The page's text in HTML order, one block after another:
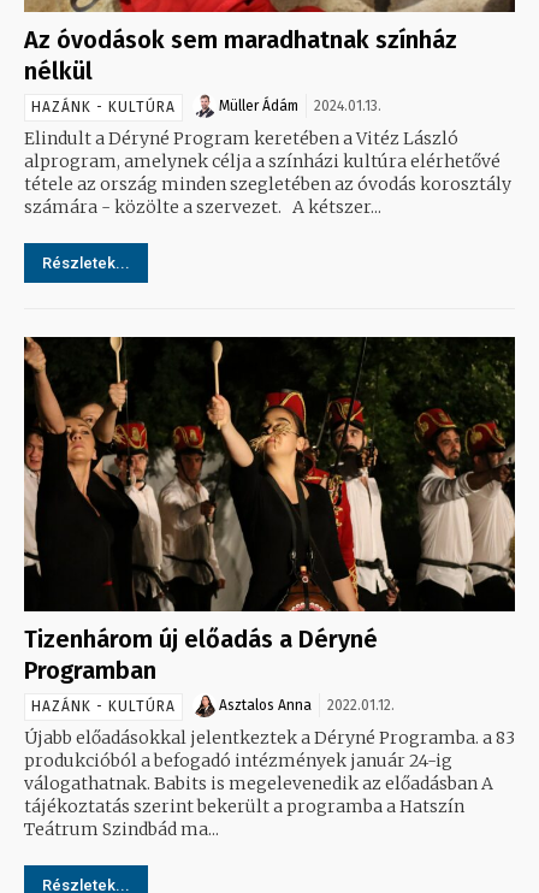
Az óvodások sem maradhatnak színház
nélkül
HAZÁNK - KULTÚRA Müller Ádám 2024.01.13.
Elindult a Déryné Program keretében a Vitéz László
alprogram, amelynek célja a színházi kultúra elérhetővé
tétele az ország minden szegletében az óvodás korosztály
számára - közölte a szervezet. A kétszer...
Részletek...
Tizenhárom új előadás a Déryné
Programban
HAZÁNK - KULTÚRA Asztalos Anna 2022.01.12.
Újabb előadásokkal jelentkeztek a Déryné Programba. a 83
produkcióból a befogadó intézmények január 24-ig
válogathatnak. Babits is megelevenedik az előadásban A
tájékoztatás szerint bekerült a programba a Hatszín
Teátrum Szindbád ma...
Részletek...